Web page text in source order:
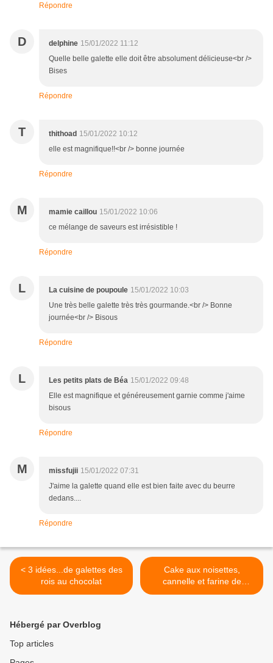
Répondre
D delphine 15/01/2022 11:12
Quelle belle galette elle doit être absolument délicieuse<br />
Bises
Répondre
T thithoad 15/01/2022 10:12
elle est magnifique!!<br /> bonne journée
Répondre
M mamie caillou 15/01/2022 10:06
ce mélange de saveurs est irrésistible !
Répondre
L La cuisine de poupoule 15/01/2022 10:03
Une très belle galette très très gourmande.<br /> Bonne
journée<br /> Bisous
Répondre
L Les petits plats de Béa 15/01/2022 09:48
Elle est magnifique et généreusement garnie comme j'aime
bisous
Répondre
M missfujii 15/01/2022 07:31
J'aime la galette quand elle est bien faite avec du beurre
dedans....
Répondre
< 3 idées...de galettes des
rois au chocolat
Cake aux noisettes,
cannelle et farine de
châtaignes >
Hébergé par Overblog
Top articles